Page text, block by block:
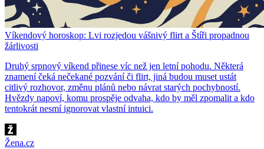
Víkendový horoskop: Lvi rozjedou vášnivý flirt a Štíři propadnou
žárlivosti
Druhý srpnový víkend přinese víc než jen letní pohodu. Některá
znamení čeká nečekané pozvání či flirt, jiná budou muset ustát
citlivý rozhovor, změnu plánů nebo návrat starých pochybností.
Hvězdy napoví, komu prospěje odvaha, kdo by měl zpomalit a kdo
tentokrát nesmí ignorovat vlastní intuici.
Žena.cz